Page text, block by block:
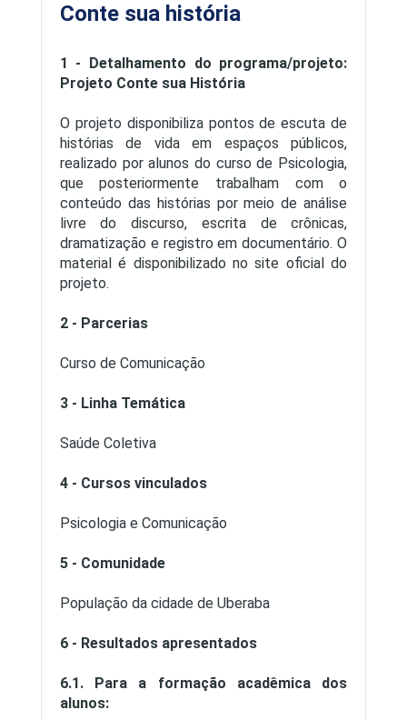
Conte sua história
1 - Detalhamento do programa/projeto:
Projeto Conte sua História
O projeto disponibiliza pontos de escuta de
histórias de vida em espaços públicos,
realizado por alunos do curso de Psicologia,
que posteriormente trabalham com o
conteúdo das histórias por meio de análise
livre do discurso, escrita de crônicas,
dramatização e registro em documentário. O
material é disponibilizado no site oficial do
projeto.
2 - Parcerias
Curso de Comunicação
3 - Linha Temática
Saúde Coletiva
4 - Cursos vinculados
Psicologia e Comunicação
5 - Comunidade
População da cidade de Uberaba
6 - Resultados apresentados
6.1. Para a formação acadêmica dos
alunos: